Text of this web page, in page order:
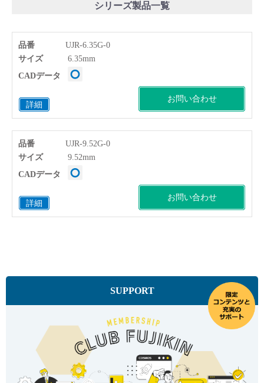
シリーズ製品一覧
品番 UJR-6.35G-0
詳細
サイズ 6.35mm
お問い合わせ
CADデータ
品番 UJR-9.52G-0
詳細
サイズ 9.52mm
お問い合わせ
CADデータ
SUPPORT